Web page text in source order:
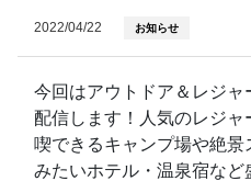
2022/04/22 お知らせ
今回はアウトドア＆レジ
配信します！人気のレジ
喫できるキャンプ場や絶
みたいホテル・温泉宿など